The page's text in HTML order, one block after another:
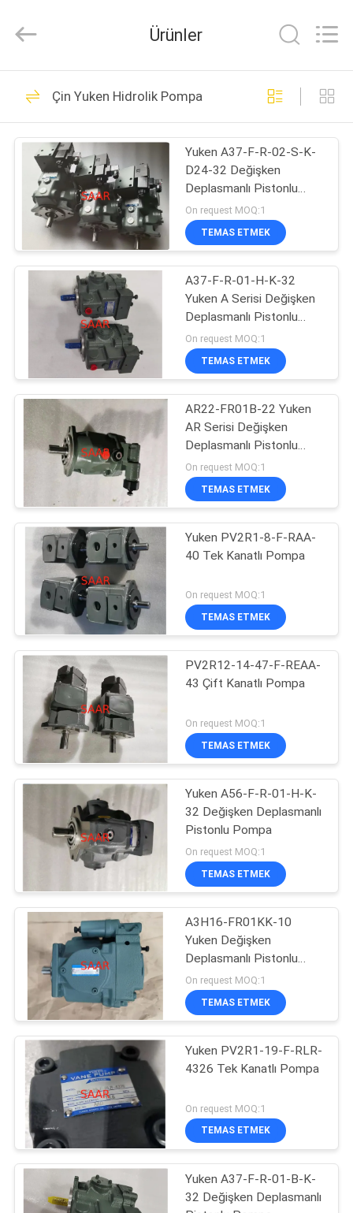
ÜRÜN:%
HAKKIMIZDA
FABRIKA
TURU
KALITE
KONTROL
BIZIMLE
ILETIŞIME
GEÇIN
BIR
TEKLIF
ISTEĞI
SITE
HARITASI
PRIVACY
POLICY
Electronic
Limited.
Reserved.
Rexroth Hidrolik
Pompa
919
Rexroth Hidrolik
Vanalar
1032
Rexroth Filtre
Elemanı
Yuken Hidrolik
Pompa
Yuken Hidrolik Valf
88
Hydac Filtre Elemanı
Eleman Filtre
Ürünler
Çin Yuken Hidrolik Pompa
Yuken A37-F-R-02-S-K-
D24-32 Değişken
Deplasmanlı Pistonlu
Pompa
On request MOQ:1
TEMAS ETMEK
A37-F-R-01-H-K-32
Yuken A Serisi Değişken
Deplasmanlı Pistonlu
Pompa
On request MOQ:1
TEMAS ETMEK
AR22-FR01B-22 Yuken
AR Serisi Değişken
Deplasmanlı Pistonlu
Pompalar
On request MOQ:1
TEMAS ETMEK
Yuken PV2R1-8-F-RAA-
40 Tek Kanatlı Pompa
On request MOQ:1
TEMAS ETMEK
PV2R12-14-47-F-REAA-
43 Çift Kanatlı Pompa
On request MOQ:1
TEMAS ETMEK
Yuken A56-F-R-01-H-K-
32 Değişken Deplasmanlı
Pistonlu Pompa
On request MOQ:1
TEMAS ETMEK
A3H16-FR01KK-10
Yuken Değişken
Deplasmanlı Pistonlu
Pompa
On request MOQ:1
TEMAS ETMEK
Yuken PV2R1-19-F-RLR-
4326 Tek Kanatlı Pompa
On request MOQ:1
TEMAS ETMEK
Yuken A37-F-R-01-B-K-
32 Değişken Deplasmanlı